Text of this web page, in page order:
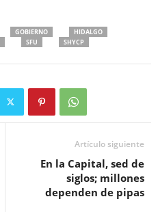
GOBIERNO
HIDALGO
SFU SHYCP
Artículo siguiente
En la Capital, sed de
siglos; millones
dependen de pipas